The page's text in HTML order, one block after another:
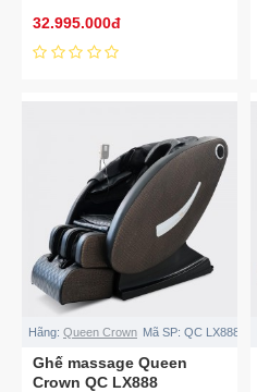
32.995.000đ
Hãng: Queen Crown Mã SP: QC LX888
Ghế massage Queen
Crown QC LX888